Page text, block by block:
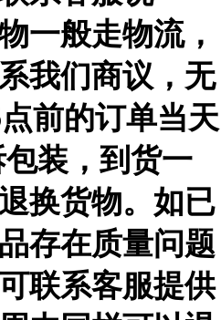
一般走物流，
我们商议，无
前的订单当天
装，到货一
换货物。如已
存在质量问题
联系客服提供